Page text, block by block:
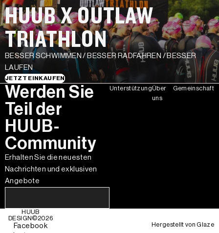
HUUB X OUTLAW
TRIATHLON
BESSER SCHWIMMEN / BESSER RADFAHREN / BESSER
LAUFEN
JETZT EINKAUFEN
Werden Sie
Teil der
HUUB-
Community
Erhalten Sie die neuesten
Nachrichten und exklusiven
Angebote
UnterstützungÜber
uns
Gemeinschaft
HUUB
DESIGN©2026
Facebook
Hergestellt vonGlaze